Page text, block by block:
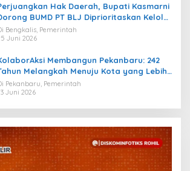
Hak Daerah, Bupati Kasmarni
BUMD PT BLJ Diprioritaskan Kelola
Bengkalis, Pemerintah
Juni 2026
Membangun Pekanbaru: 242
Melangkah Menuju Kota yang Lebih
Pekanbaru, Pemerintah
Juni 2026